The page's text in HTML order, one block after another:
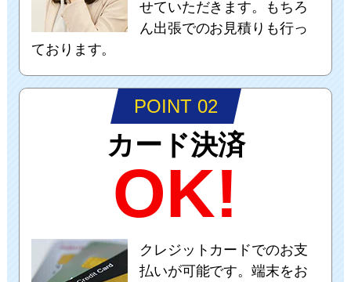
せていただきます。もちろ
ん出張でのお見積りも行っ
ております。
POINT 02
カード決済
OK!
クレジットカードでのお支
払いが可能です。端末をお